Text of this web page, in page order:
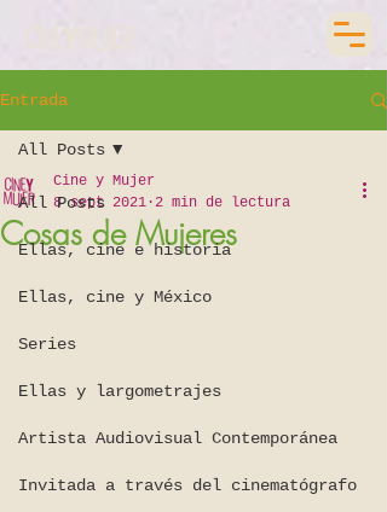
Entrada
All Posts
Ellas, cine e historia
Ellas, cine y México
Series
Ellas y largometrajes
Artista Audiovisual Contemporánea
Invitada a través del cinematógrafo
All Posts
Cosas de Mujeres
Cine y Mujer
8 sept 2021 2 min de lectura